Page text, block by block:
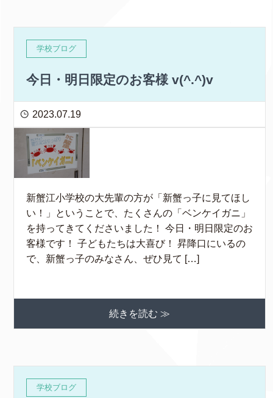
学校ブログ
今日・明日限定のお客様 v(^.^)v
2023.07.19
新蟹江小学校の大先輩の方が「新蟹っ子に見てほし
い！」ということで、たくさんの「ベンケイガニ」
を持ってきてくださいました！ 今日・明日限定のお
客様です！ 子どもたちは大喜び！ 昇降口にいるの
で、新蟹っ子のみなさん、ぜひ見て […]
続きを読む ≫
学校ブログ